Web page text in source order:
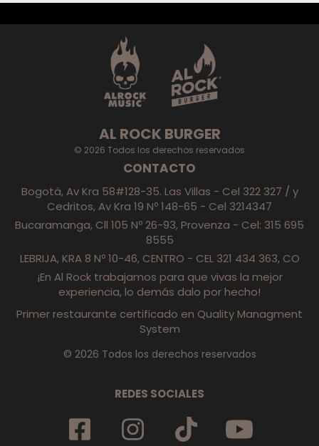
AL ROCK BURGER
© 2026 Todos los derechos reservados
CONTACTO
Bogotá, Av Kra 58#128-35. Las Villas - Cel 322 327 / y
Cedritos, Av Kra 19 Nº 148-65 - Cel 3214347
Bucaramanga, Cll 105 Nº 26-93, Provenza - Cel: 315 695
8555
LEBRIJA, KRA 8 Nº 10-46, CENTRO - CEL 321 434 363, CO
¡En Al Rock trabajamos para que vivas la mejor
experiencia, lo demás dalo por hecho!
Primer restaurante certificado en Quality Managment
System
© 2026 Todos los derechos reservados
REDES SOCIALES